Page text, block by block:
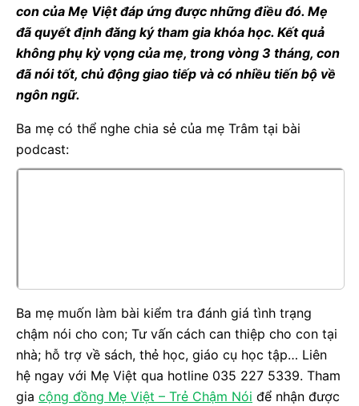
con của Mẹ Việt đáp ứng được những điều đó. Mẹ
đã quyết định đăng ký tham gia khóa học. Kết quả
không phụ kỳ vọng của mẹ, trong vòng 3 tháng, con
đã nói tốt, chủ động giao tiếp và có nhiều tiến bộ về
ngôn ngữ.
Ba mẹ có thể nghe chia sẻ của mẹ Trâm tại bài
podcast:
Ba mẹ muốn làm bài kiểm tra đánh giá tình trạng
chậm nói cho con; Tư vấn cách can thiệp cho con tại
nhà; hỗ trợ về sách, thẻ học, giáo cụ học tập… Liên
hệ ngay với Mẹ Việt qua hotline 035 227 5339. Tham
gia cộng đồng Mẹ Việt – Trẻ Chậm Nói để nhận được